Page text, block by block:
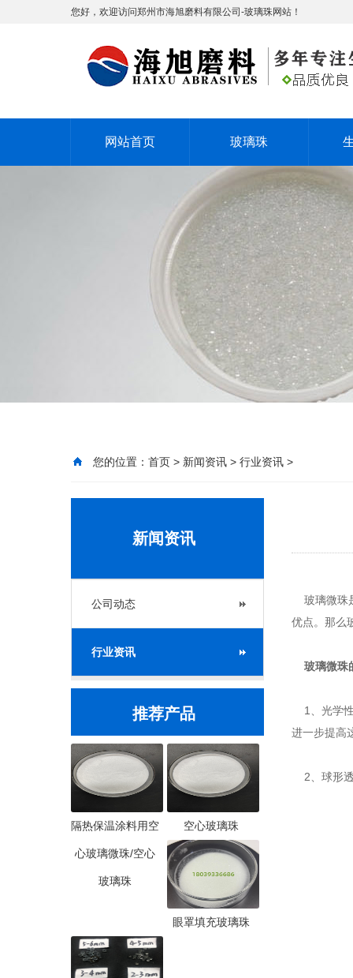
您好，欢迎访问郑州市海旭磨料有限公司-玻璃珠网站！
网站首页 玻璃珠
您的位置： 首页 > 新闻资讯 > 行业资讯 >
新闻资讯
公司动态
行业资讯
推荐产品
隔热保温涂料用空
心玻璃微珠/空心
玻璃珠
空心玻璃珠
眼罩填充玻璃珠
玻璃微珠
优点。那么
玻璃微珠
1、光学性
进一步提高
2、球形透